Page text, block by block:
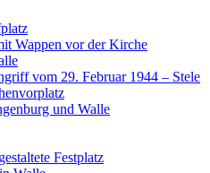
Wappen vor der Kirche
vom 29. Februar 1944 – Stele
und Walle
Festplatz